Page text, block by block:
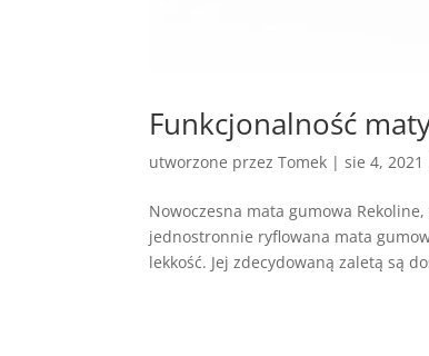
Funkcjonalność
utworzone przezTomek |sie 4, 2021
Nowoczesna mata gumowa
jednostronnie ryflowana mata
lekkość. Jej zdecydowaną zaletą są